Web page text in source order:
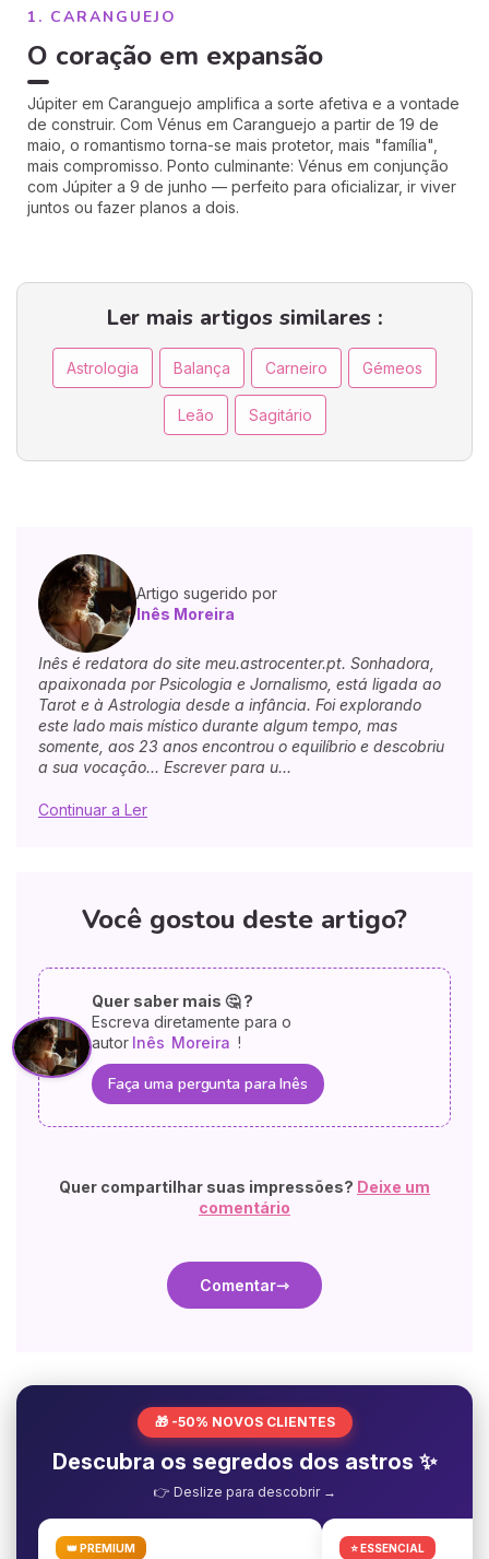
1. CARANGUEJO
O coração em expansão
Júpiter em Caranguejo amplifica a sorte afetiva e a vontade
de construir. Com Vénus em Caranguejo a partir de 19 de
maio, o romantismo torna-se mais protetor, mais "família",
mais compromisso. Ponto culminante: Vénus em conjunção
com Júpiter a 9 de junho — perfeito para oficializar, ir viver
juntos ou fazer planos a dois.
Ler mais artigos similares :
Astrologia Balança Carneiro Gémeos
Leão Sagitário
Artigo sugerido por
Inês Moreira
Inês é redatora do site meu.astrocenter.pt. Sonhadora,
apaixonada por Psicologia e Jornalismo, está ligada ao
Tarot e à Astrologia desde a infância. Foi explorando
este lado mais místico durante algum tempo, mas
somente, aos 23 anos encontrou o equilíbrio e descobriu
a sua vocação... Escrever para u...
Continuar a Ler
Você gostou deste artigo?
Quer saber mais 🤔 ?
Escreva diretamente para o
autor Inês Moreira !
Faça uma pergunta para Inês
Quer compartilhar suas impressões? Deixe um
comentário
Comentar
🎁 -50% NOVOS CLIENTES
Descubra os segredos dos astros ✨
👉 Deslize para descobrir →
👑 PREMIUM ⭐ ESSENCIAL